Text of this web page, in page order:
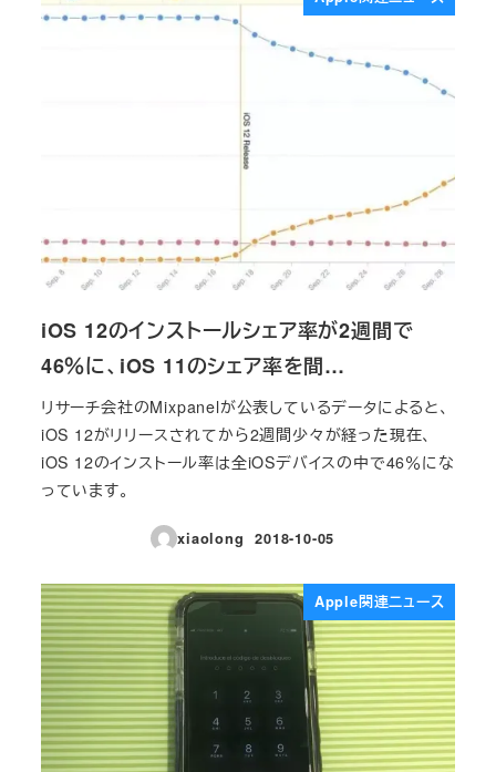
iOS 12のインストールシェア率が2週間で
46％に、iOS 11のシェア率を間…
リサーチ会社のMixpanelが公表しているデータによると、
iOS 12がリリースされてから2週間少々が経った現在、
iOS 12のインストール率は全iOSデバイスの中で46％にな
っています。
xiaolong
投稿日
2018-10-05
Apple関連ニュース